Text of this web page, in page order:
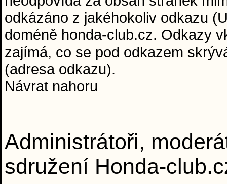
odkázáno z jakéhokoliv odkazu
doméně honda-club.cz. Odkazy
zajímá, co se pod odkazem
(adresa odkazu).
Návrat nahoru
Administrátoři,
sdružení Honda-